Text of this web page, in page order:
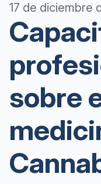
17 de diciembre
sobre